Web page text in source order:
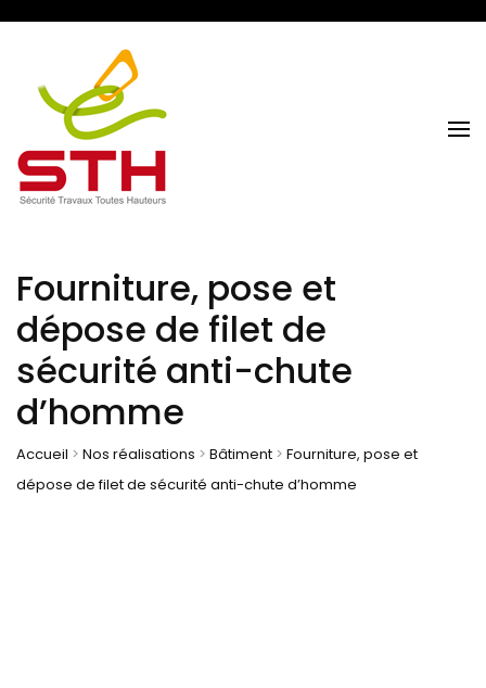
Fourniture, pose et
dépose de filet de
sécurité anti-chute
d’homme
Accueil > Nos réalisations > Bâtiment > Fourniture, pose et
dépose de filet de sécurité anti-chute d’homme